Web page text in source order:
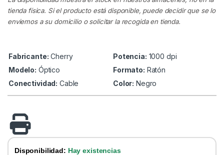
tienda física. Si el producto está disponible, puede decidir que se lo
enviemos a su domicilio o solicitar la recogida en tienda.
Fabricante: Cherry Potencia: 1000 dpi
Modelo: Óptico Formato: Ratón
Conectividad: Cable Color: Negro
Disponibilidad: Hay existencias